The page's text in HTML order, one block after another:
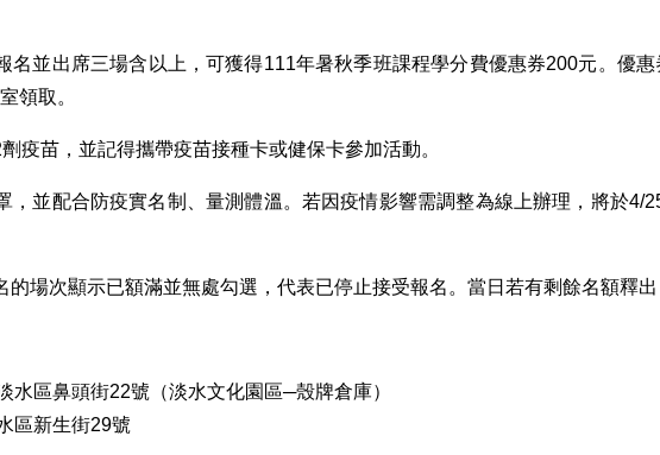
名並出席三場含以上，可獲得111年暑秋季班課程學分費優惠券200元。優
領取。
疫苗，並記得攜帶疫苗接種卡或健保卡參加活動。
，並配合防疫實名制、量測體溫。若因疫情影響需調整為線上辦理，將於
的場次顯示已額滿並無處勾選，代表已停止接受報名。當日若有剩餘名額釋出
水區鼻頭街22號（淡水文化園區─殼牌倉庫）
區新生街29號